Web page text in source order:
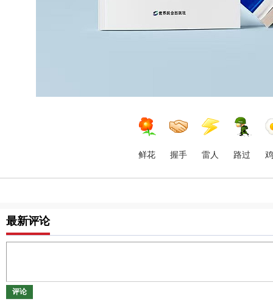
鲜花 握手 雷人 路过
最新评论
评论